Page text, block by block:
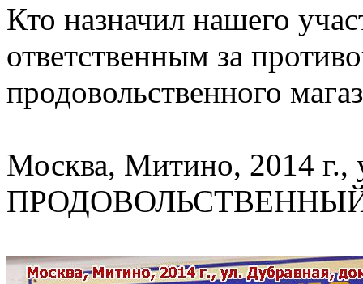
Кто назначил нашего
ответственным за
продовольственного
Москва, Митино, 2014 г.,